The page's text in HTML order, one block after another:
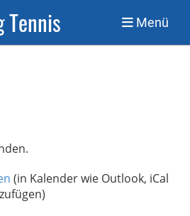
Tennis Menü
(in Kalender wie Outlook, iCal